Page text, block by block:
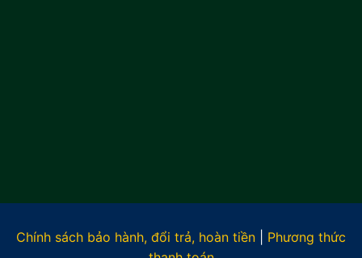
Chính sách bảo hành, đổi trả, hoàn tiền
Phương thức